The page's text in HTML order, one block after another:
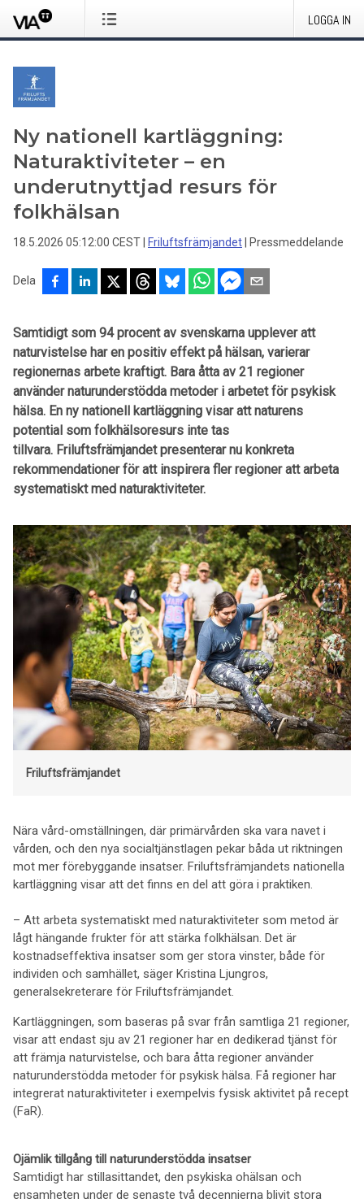
LOGGA IN
Ny nationell kartläggning:
Naturaktiviteter – en
underutnyttjad resurs för
folkhälsan
18.5.2026 05:12:00 CEST Friluftsfrämjandet Pressmeddelande
Dela
Samtidigt som 94 procent av svenskarna upplever att
naturvistelse har en positiv effekt på hälsan, varierar
regionernas arbete kraftigt. Bara åtta av 21 regioner
använder naturunderstödda metoder i arbetet för psykisk
hälsa. En ny nationell kartläggning visar att naturens
potential som folkhälsoresurs inte tas
tillvara. Friluftsfrämjandet presenterar nu konkreta
rekommendationer för att inspirera fler regioner att arbeta
systematiskt med naturaktiviteter.
Friluftsfrämjandet
Nära vård-omställningen, där primärvården ska vara navet i
vården, och den nya socialtjänstlagen pekar båda ut riktningen
mot mer förebyggande insatser. Friluftsfrämjandets nationella
kartläggning visar att det finns en del att göra i praktiken.
– Att arbeta systematiskt med naturaktiviteter som metod är
lågt hängande frukter för att stärka folkhälsan. Det är
kostnadseffektiva insatser som ger stora vinster, både för
individen och samhället, säger Kristina Ljungros,
generalsekreterare för Friluftsfrämjandet.
Kartläggningen, som baseras på svar från samtliga 21 regioner,
visar att endast sju av 21 regioner har en dedikerad tjänst för
att främja naturvistelse, och bara åtta regioner använder
naturunderstödda metoder för psykisk hälsa. Få regioner har
integrerat naturaktiviteter i exempelvis fysisk aktivitet på recept
(FaR).
Ojämlik tillgång till naturunderstödda insatser
Samtidigt har stillasittandet, den psykiska ohälsan och
ensamheten under de senaste två decennierna blivit stora